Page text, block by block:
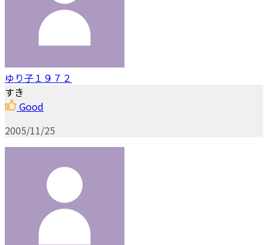
ゆり子１９７２
すき
Good
2005/11/25